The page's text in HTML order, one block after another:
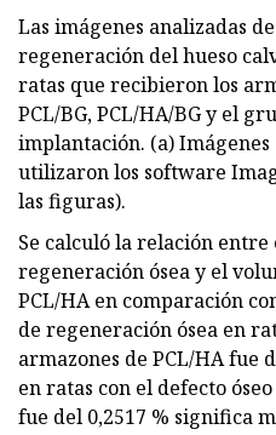
Las imágenes analizadas
regeneración del hueso
ratas que recibieron los
PCL/BG, PCL/HA/BG y el
implantación. (a) Imágenes
utilizaron los software
las figuras).
Se calculó la relación entre
regeneración ósea y el
PCL/HA en comparación
de regeneración ósea en
armazones de PCL/HA fue
en ratas con el defecto
fue del 0,2517 % significa